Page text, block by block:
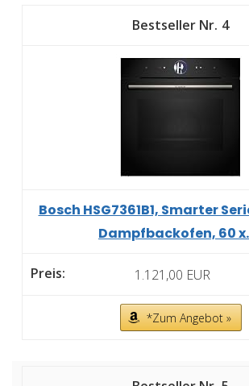
4
Bosch HSG7361B1, Smarter
Dampfbackofen, 60
1.121,00 EUR
*Zum Angebot »